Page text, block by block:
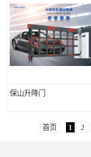
保山升降门
首页 1 2